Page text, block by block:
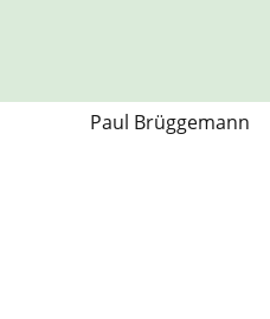
Paul Brüggemann